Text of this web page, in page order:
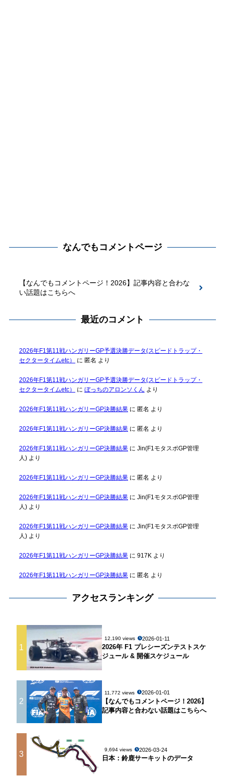
なんでもコメントページ
【なんでもコメントページ！2026】記事内容と合わな
い話題はこちらへ
最近のコメント
2026年F1第11戦ハンガリーGP予選決勝データ(スピードトラップ・
セクタータイムetc）
に 匿名 より
2026年F1第11戦ハンガリーGP予選決勝データ(スピードトラップ・
セクタータイムetc）
に ぼっちのアロンソくん より
2026年F1第11戦ハンガリーGP決勝結果に 匿名 より
2026年F1第11戦ハンガリーGP決勝結果に 匿名 より
2026年F1第11戦ハンガリーGP決勝結果に Jin(F1モタスポGP管理
人)より
2026年F1第11戦ハンガリーGP決勝結果に 匿名 より
2026年F1第11戦ハンガリーGP決勝結果に Jin(F1モタスポGP管理
人)より
2026年F1第11戦ハンガリーGP決勝結果に Jin(F1モタスポGP管理
人)より
2026年F1第11戦ハンガリーGP決勝結果に 917Kより
2026年F1第11戦ハンガリーGP決勝結果に 匿名 より
アクセスランキング
1
12,190 views 2026-01-11
2026年 F1 プレシーズンテストスケ
ジュール & 開催スケジュール
2
11,772 views 2026-01-01
【なんでもコメントページ！2026】
記事内容と合わない話題はこちらへ
3 9,694 views 2026-03-24
日本：鈴鹿サーキットのデータ